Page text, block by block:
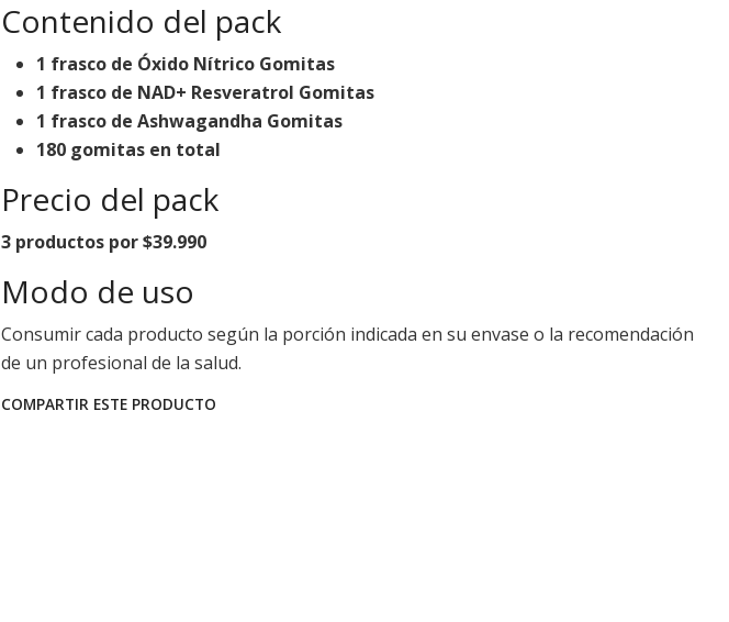
Contenido del pack
1 frasco de Óxido Nítrico Gomitas
1 frasco de NAD+ Resveratrol Gomitas
1 frasco de Ashwagandha Gomitas
180 gomitas en total
Precio del pack
3 productos por $39.990
Modo de uso
Consumir cada producto según la porción indicada en su envase o la recomendación
de un profesional de la salud.
COMPARTIR ESTE PRODUCTO